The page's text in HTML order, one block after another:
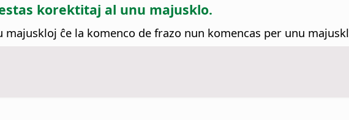
korektitaj al unu majusklo.
ĉe la komenco de frazo nun komencas per unu